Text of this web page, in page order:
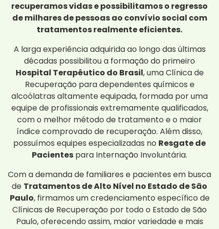
recuperamos vidas e possibilitamos o regresso
de milhares de pessoas ao convívio social com
tratamentos realmente eficientes.
A larga experiência adquirida ao longo das últimas
décadas possibilitou a formação do primeiro
Hospital Terapêutico do Brasil, uma Clínica de
Recuperação para dependentes químicos e
alcoólatras altamente equipada, formada por uma
equipe de profissionais extremamente qualificados,
com o melhor método de tratamento e o maior
índice comprovado de recuperação. Além disso,
possuímos equipes especializadas no Resgate de
Pacientes para Internação Involuntária.
Com a demanda de familiares e pacientes em busca
de Tratamentos de Alto Nível no Estado de São
Paulo, firmamos um credenciamento específico de
Clínicas de Recuperação por todo o Estado de São
Paulo, oferecendo assim, maior variedade e mais